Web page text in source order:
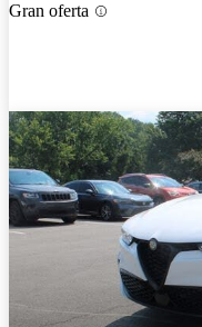
Gran oferta